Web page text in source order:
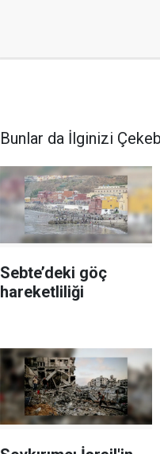
Bunlar da İlginizi
Sebte’deki göç
hareketliliği